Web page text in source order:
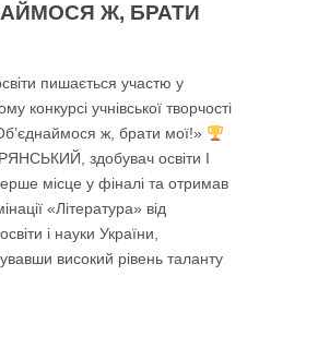
Ж, БРАТИ
пишається участю у
конкурсі учнівської творчості
ж, брати мої!»
здобувач освіти I
місце у фіналі та отримав
«Література» від
і науки України,
високий рівень таланту